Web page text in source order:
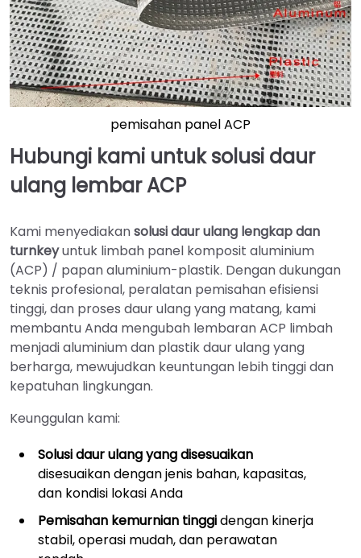
pemisahan panel ACP
Hubungi kami untuk solusi daur
ulang lembar ACP
Kami menyediakansolusi daur ulang lengkap dan
turnkeyuntuk limbah panel komposit aluminium
(ACP) / papan aluminium-plastik. Dengan dukungan
teknis profesional, peralatan pemisahan efisiensi
tinggi, dan proses daur ulang yang matang, kami
membantu Anda mengubah lembaran ACP limbah
menjadi aluminium dan plastik daur ulang yang
berharga, mewujudkan keuntungan lebih tinggi dan
kepatuhan lingkungan.
Keunggulan kami:
Solusi daur ulang yang disesuaikan
disesuaikan dengan jenis bahan, kapasitas,
dan kondisi lokasi Anda
Pemisahan kemurnian tinggidengan kinerja
stabil, operasi mudah, dan perawatan